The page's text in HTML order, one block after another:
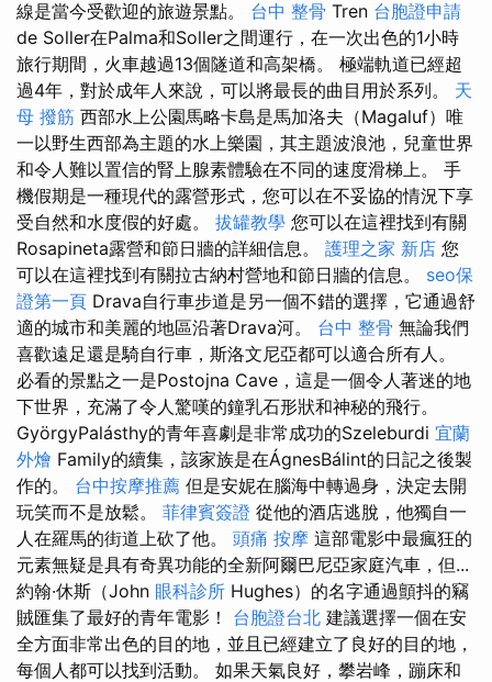
線是當今受歡迎的旅遊景點。 台中 整骨 Tren 台胞證申請
de Soller在Palma和Soller之間運行，在一次出色的1小時
旅行期間，火車越過13個隧道和高架橋。 極端軌道已經超
過4年，對於成年人來說，可以將最長的曲目用於系列。 天
母 撥筋 西部水上公園馬略卡島是馬加洛夫（Magaluf）唯
一以野生西部為主題的水上樂園，其主題波浪池，兒童世界
和令人難以置信的腎上腺素體驗在不同的速度滑梯上。 手
機假期是一種現代的露營形式，您可以在不妥協的情況下享
受自然和水度假的好處。 拔罐教學 您可以在這裡找到有關
Rosapineta露營和節日牆的詳細信息。 護理之家 新店 您
可以在這裡找到有關拉古納村營地和節日牆的信息。 seo保
證第一頁 Drava自行車步道是另一個不錯的選擇，它通過舒
適的城市和美麗的地區沿著Drava河。 台中 整骨 無論我們
喜歡遠足還是騎自行車，斯洛文尼亞都可以適合所有人。
必看的景點之一是Postojna Cave，這是一個令人著迷的地
下世界，充滿了令人驚嘆的鐘乳石形狀和神秘的飛行。
GyörgyPalásthy的青年喜劇是非常成功的Szeleburdi 宜蘭
外燴 Family的續集，該家族是在ÁgnesBálint的日記之後製
作的。 台中按摩推薦 但是安妮在腦海中轉過身，決定去開
玩笑而不是放鬆。 菲律賓簽證 從他的酒店逃脫，他獨自一
人在羅馬的街道上砍了他。 頭痛 按摩 這部電影中最瘋狂的
元素無疑是具有奇異功能的全新阿爾巴尼亞家庭汽車，但...
約翰·休斯（John 眼科診所 Hughes）的名字通過顫抖的竊
賊匯集了最好的青年電影！ 台胞證台北 建議選擇一個在安
全方面非常出色的目的地，並且已經建立了良好的目的地，
每個人都可以找到活動。 如果天氣良好，攀岩峰，蹦床和